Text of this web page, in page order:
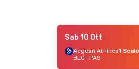
- Dom 18 Ott
1 Scalo
Sab 10 Ott
Aegean Airlines1 Scalo
BLQ- PAS